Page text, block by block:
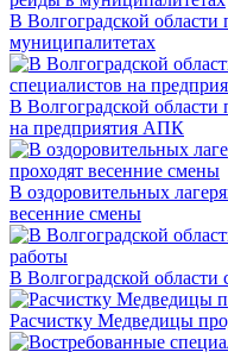
В Волгоградской
муниципалитетах
В Волгоградской
на предприятия АПК
В оздоровительных
весенние смены
В Волгоградской области
Расчистку Медведицы